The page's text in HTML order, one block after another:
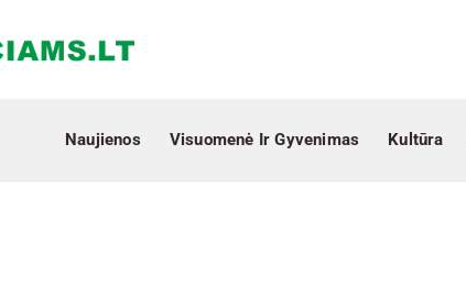
Naujienos Visuomenė Ir Gyvenimas Kultūra